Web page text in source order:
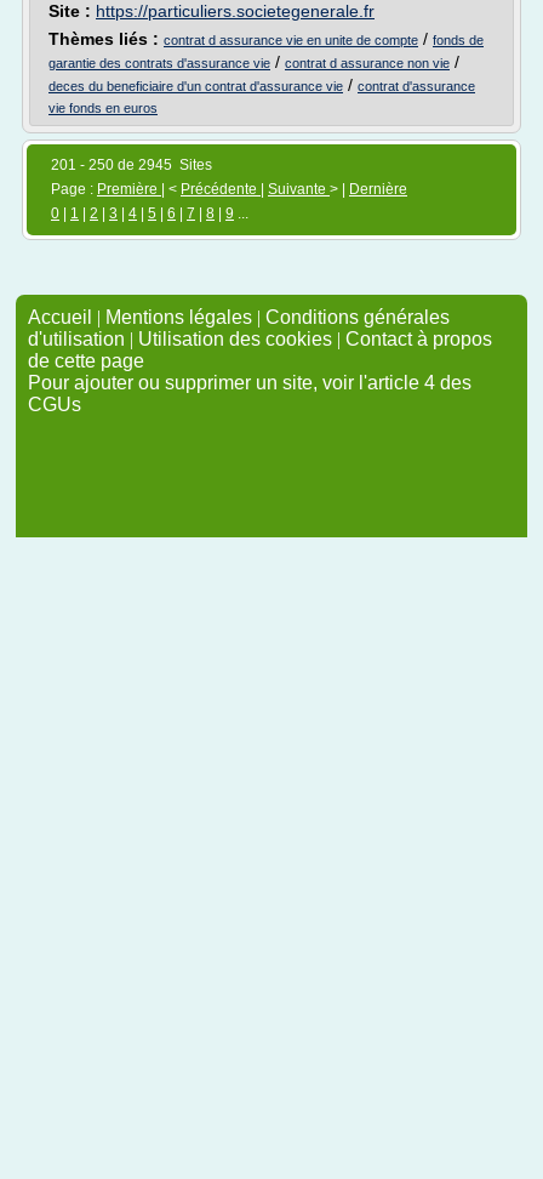
Site : https://particuliers.societegenerale.fr
Thèmes liés : contrat d assurance vie en unite de compte / fonds de
garantie des contrats d'assurance vie / contrat d assurance non vie /
deces du beneficiaire d'un contrat d'assurance vie / contrat d'assurance
vie fonds en euros
201 - 250 de 2945 Sites
Page : Première | < Précédente Suivante > |
Dernière
0
1 2 3 4 5 6 7 8 9 ...
Accueil | Mentions légales | Conditions générales
d'utilisation | Utilisation des cookies | Contact à propos
de cette page
Pour ajouter ou supprimer un site, voir l'article 4 des
CGUs